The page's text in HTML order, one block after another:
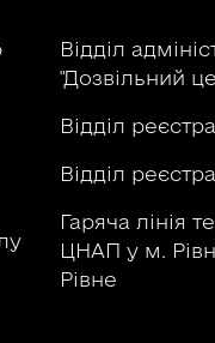
Відділ
"Дозвільний
Відділ
Відділ
Гаряча лінія
ЦНАП у м.
Рівне